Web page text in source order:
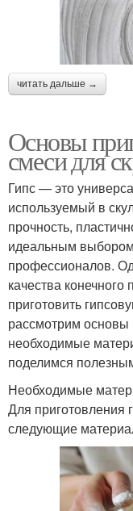
читать дальше →
Основы
смеси для
Гипс — это
используемый в
прочность,
идеальным
профессионалов.
качества
приготовить
рассмотрим основы
необходимые
поделимся
Необходимые
Для приготовления
следующие